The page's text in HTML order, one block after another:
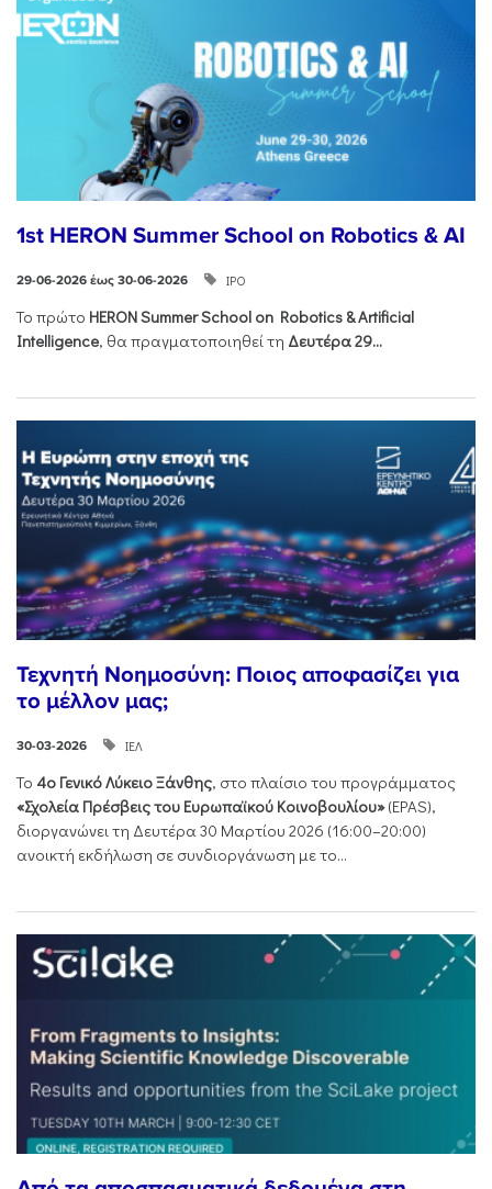
1st HERON Summer School on Robotics & AI
29-06-2026 έως 30-06-2026 ΙΡΟ
Το πρώτο HERONSummerSchool on Robotics &Artificial
Intelligence, θα πραγματοποιηθεί τη Δευτέρα 29...
Τεχνητή Νοημοσύνη: Ποιος αποφασίζει για
το μέλλον μας;
30-03-2026 ΙΕΛ
Το 4ο Γενικό Λύκειο Ξάνθης, στο πλαίσιο του προγράμματος
«Σχολεία Πρέσβεις του Ευρωπαϊκού Κοινοβουλίου»(EPAS),
διοργανώνει τη Δευτέρα 30 Μαρτίου 2026 (16:00–20:00)
ανοικτή εκδήλωση σε συνδιοργάνωση με το...